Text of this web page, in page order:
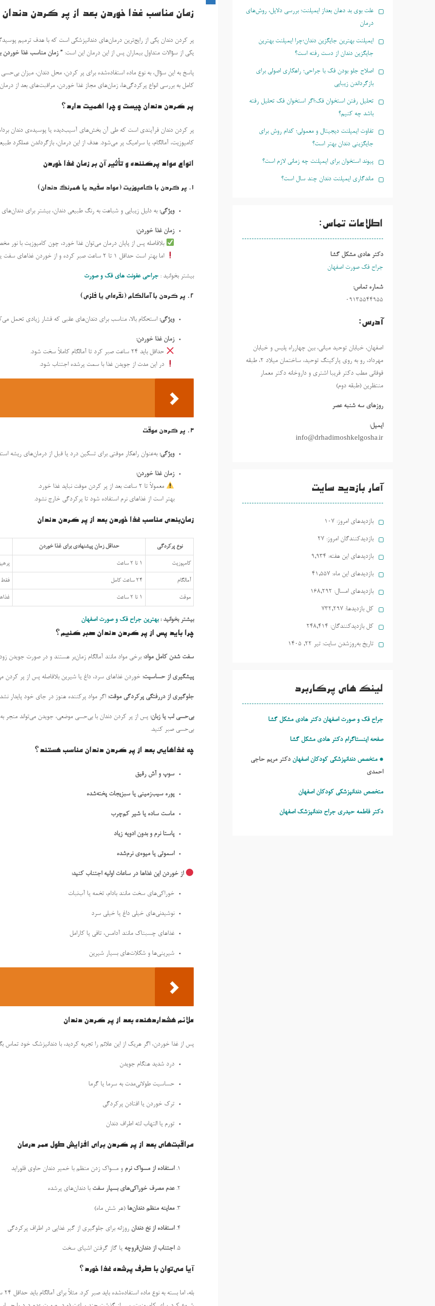
زمان مناسب غذا خوردن بعد از پر کردن دندان
پر کردن دندان یکی از رایج‌ترین درمان‌های دندانپزشکی است که با هدف ترمیم
یکی از سؤالات متداول بیماران پس از این درمان این است: ”زمان مناسب غذا خوردن
پاسخ به این سؤال، به نوع ماده استفاده‌شده برای پر کردن، محل دندان، میزان
کامل به بررسی انواع پرکردگی‌ها، زمان‌های مجاز غذا خوردن، مراقبت‌های بعد از
پر کردن دندان چیست و چرا اهمیت دارد؟
پر کردن دندان فرآیندی است که طی آن بخش‌های آسیب‌دیده یا پوسیده‌ی دندان
کامپوزیت، آمالگام، یا سرامیک پر می‌شود. هدف از این درمان، بازگرداندن
انواع مواد پرکننده و تأثیر آن بر زمان غذا خوردن
1. پر کردن با کامپوزیت (مواد سفید یا همرنگ دندان)
ویژگی: به دلیل زیبایی و شباهت به رنگ طبیعی دندان، بیشتر برای
زمان غذا خوردن:
بلافاصله پس از پایان درمان می‌توان غذا خورد، چون کامپوزیت با
اما بهتر است حداقل ۱ تا ۲ ساعت صبر کرده و از خوردن غذاهای سفت یا داغ پرهیز کنید.
بیشتر بخوانید : جراحی عفونت های فک و صورت
2. پر کردن با آمالگام (نقره‌ای یا فلزی)
ویژگی: استحکام بالا، مناسب برای دندان‌های عقبی که فشار زیادی تحمل
زمان غذا خوردن:
حداقل باید ۲۴ ساعت صبر کرد تا آمالگام کاملاً سخت شود.
در این مدت از جویدن غذا با سمت پرشده اجتناب شود.
3. پر کردن موقت
ویژگی: به‌عنوان راهکار موقتی برای تسکین درد یا قبل از درمان‌های ریشه
زمان غذا خوردن:
معمولاً تا ۲ ساعت بعد از پر کردن موقت نباید غذا خورد.
بهتر است از غذاهای نرم استفاده شود تا پرکردگی خارج نشود.
زمان‌بندی مناسب غذا خوردن بعد از پر کردن دندان
نوع پرکردگی حداقل زمان پیشنهادی برای غذا خوردن
کامپوزیت 1 تا 2 ساعت
آمالگام 24 ساعت کامل فقط
موقت 1 تا 2 ساعت
بیشتر بخوانید :بهترین جراح فک و صورت اصفهان
چرا باید پس از پر کردن دندان صبر کنیم؟
سفت شدن کامل مواد: برخی مواد مانند آمالگام زمان‌بر هستند و در صورت جویدن
پیشگیری از حساسیت: خوردن غذاهای سرد، داغ یا شیرین بلافاصله پس از پر
جلوگیری از دررفتگی پرکردگی موقت: اگر مواد پرکننده هنوز در جای خود پایدار
بی‌حسی لب یا زبان: پس از پر کردن دندان با بی‌حسی موضعی، جویدن می‌تواند منجر
بی‌حسی صبر کنید.
چه غذاهایی بعد از پر کردن دندان مناسب هستند؟
سوپ و آش رقیق
پوره سیب‌زمینی یا سبزیجات پخته‌شده
ماست ساده یا شیر کم‌چرب
پاستا نرم و بدون ادویه زیاد
اسموتی یا میوه‌ی نرم‌شده
از خوردن این غذاها در ساعات اولیه اجتناب کنید:
خوراکی‌های سخت مانند بادام، تخمه یا آب‌نبات
نوشیدنی‌های خیلی داغ یا خیلی سرد
غذاهای چسبناک مانند آدامس، تافی یا کارامل
شیرینی‌ها و شکلات‌های بسیار شیرین
علائم هشداردهنده بعد از پر کردن دندان
پس از غذا خوردن، اگر هریک از این علائم را تجربه کردید، با دندانپزشک خود تماس
درد شدید هنگام جویدن
حساسیت طولانی‌مدت به سرما یا گرما
ترک خوردن یا افتادن پرکردگی
تورم یا التهاب لثه اطراف دندان
مراقبت‌های بعد از پر کردن برای افزایش طول عمر درمان
استفاده از مسواک نرم و مسواک زدن منظم با خمیر دندان حاوی فلوراید
عدم مصرف خوراکی‌های بسیار سفت با دندان‌های پرشده
معاینه منظم دندان‌ها (هر شش ماه)
استفاده از نخ دندان روزانه برای جلوگیری از گیر غذایی در اطراف پرکردگی
اجتناب از دندان‌قروچه یا گاز گرفتن اشیای سخت
آیا می‌توان با طرف پرشده غذا خورد؟
علت بوی بد دهان بعداز ایمپلنت؛ بررسی دلایل، روش‌های
درمان
ایمپلنت بهترین جایگزین دندان؛چرا ایمپلنت بهترین
جایگزین دندان از دست رفته است؟
اصلاح جلو بودن فک با جراحی؛ راهکاری اصولی برای
بازگرداندن زیبایی
تحلیل رفتن استخوان فک؛اگر استخوان فک تحلیل رفته
باشد چه کنیم؟
تفاوت ایمپلنت دیجیتال و معمولی؛ کدام روش برای
جایگزینی دندان بهتر است؟
پیوند استخوان برای ایمپلنت چه زمانی لازم است؟
ماندگاری ایمپلنت دندان چند سال است؟
اطلاعات تماس:
دکتر هادی مشکل گشا
جراح فک صورت اصفهان
شماره تماس:
09135544955
آدرس:
اصفهان، خیابان توحید میانی، بین چهارراه پلیس و خیابان
مهرداد، رو به روی پارکینگ توحید، ساختمان میلاد ٢، طبقه
فوقانی مطب دکتر فریبا اشتری و داروخانه دکتر معمار
منتظرین (طبقه دوم)
روزهاي سه شنبه عصر
ایمیل:
info@drhadimoshkelgosha.ir
آمار بازدید سایت
بازدیدهای امروز: 107
بازدیدکنندگان امروز: 27
بازدیدهای این هفته: 9,934
بازدیدهای این ماه: 41,557
بازدیدهای امسال: 168,292
کل بازدیدها: 732,297
کل بازدیدکنند‌گان: 248,414
تاریخ به‌روزشدن سایت: تیر ۲۲, ۱۴۰۵
لینک های پرکاربرد
جراح فک و صورت اصفهان دکتر هادی مشکل گشا
صفحه اینستاگرام دکتر هادی مشکل گشا
* متخصص دندانپزشکی کودکان اصفهان دکتر مریم حاجی
احمدی
متخصص دندانپزشکی کودکان اصفهان
دکتر فاطمه حیدری جراح دندانپزشک اصفهان